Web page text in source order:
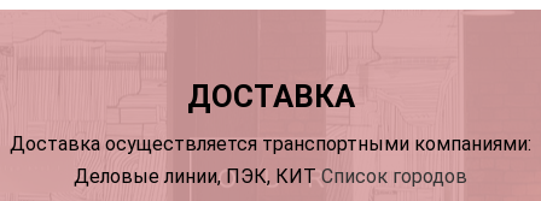
ДОСТАВКА
Доставка осуществляется транспортными компаниями:
Деловые линии, ПЭК, КИТ Список городов